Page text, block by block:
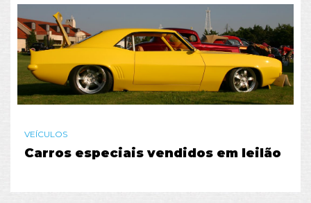
VEÍCULOS
Carros especiais vendidos em leilão